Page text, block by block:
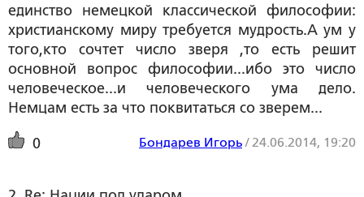
единство немецкой классической философии:
христианскому миру требуется мудрость.А ум у
того,кто сочтет число зверя ,то есть решит
основной вопрос философии...ибо это число
человеческое...и человеческого ума дело.
Немцам есть за что поквитаться со зверем...
0 Бондарев Игорь/ 24.06.2014, 19:20